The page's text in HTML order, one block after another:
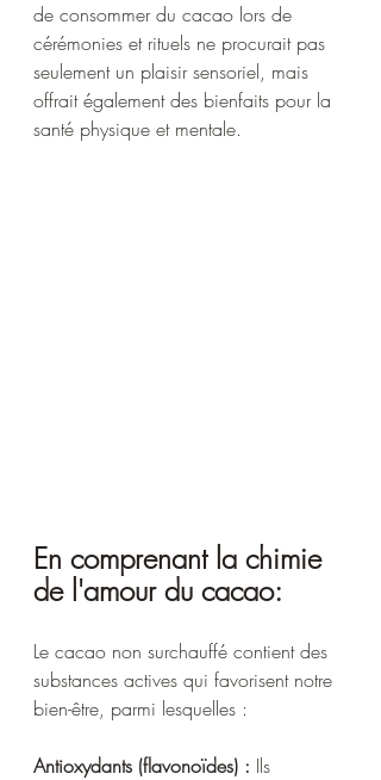
de consommer du cacao lors de
cérémonies et rituels ne procurait pas
seulement un plaisir sensoriel, mais
offrait également des bienfaits pour la
santé physique et mentale.
En comprenant la chimie
de l'amour du cacao:
Le cacao non surchauffé contient des
substances actives qui favorisent notre
bien-être, parmi lesquelles :
Antioxydants (flavonoïdes) : Ils